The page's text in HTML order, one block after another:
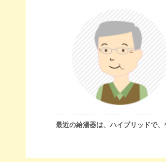
最近の給湯器は、ハイブリッドで、